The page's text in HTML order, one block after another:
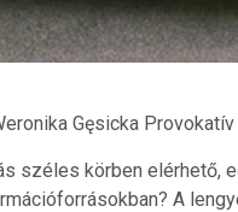
Gęsicka
széles körben elérhető,
A